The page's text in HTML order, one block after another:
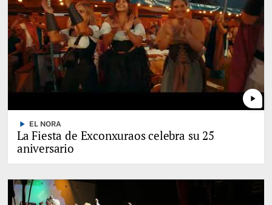
play_arrow
play_arrow EL NORA
La Fiesta de Exconxuraos celebra su 25
aniversario